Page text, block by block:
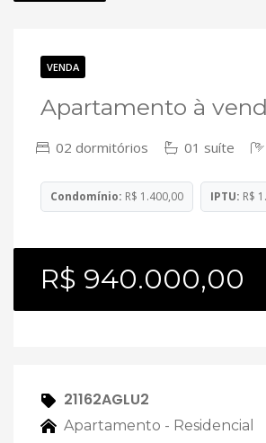
VENDA
Apartamento à
02 dormitórios 01 suíte
Condomínio: R$ 1.400,00 IPTU: R$
R$ 940.000,00
21162AGLU2
Apartamento - Residencial